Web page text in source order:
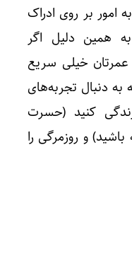
امور بر روی ادراک
به همین دلیل اگر
خیلی سریع
دنبال تجربه‌های
کنید (حسرت
و روزمرگی را